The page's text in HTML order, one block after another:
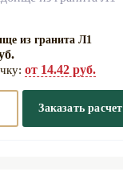
из гранита Л1
от 14.42 руб.
Заказать расчет